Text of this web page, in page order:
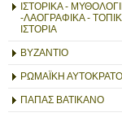
ΙΣΤΟΡΙΚΑ -
-ΛΑΟΓΡΑΦΙΚΑ -
ΙΣΤΟΡΙΑ
ΒΥΖΑΝΤΙΟ
ΡΩΜΑΪΚΗ
ΠΑΠΑΣ ΒΑΤΙΚΑΝΟ